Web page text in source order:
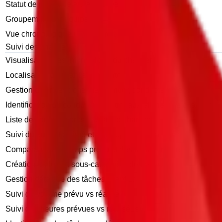
Statut de présence en temps réel
Groupement par équipe
Vue chronologique ultra-claire
Suivi des chantiers
Visualisation des informations du chantier
Localisation du chantier sur carte
Gestion des rôles : chef de chantier, conducteur de travaux
Identification du conducteur de travaux et chefs de chantier
Liste des ouvriers présents sur le chantier
Suivi du budget estimé et des dépenses réalisées
Comparaison du temps prévu et des heures réellement
Création de lots et sous-catégories de travaux
Gestion détaillée des tâches chantier
Suivi du volume prévu vs réalisé
Suivi des heures prévues vs réalisées